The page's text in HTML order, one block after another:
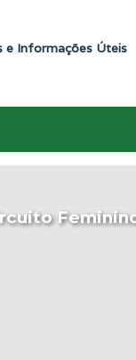
e Informações Úteis